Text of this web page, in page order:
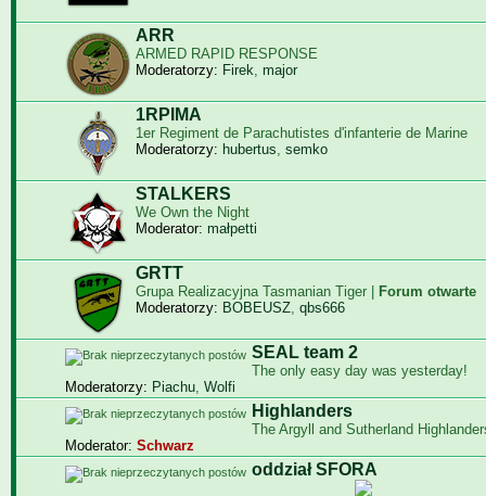
ARR
ARMED RAPID RESPONSE
Moderatorzy: Firek, major
1RPIMA
1er Regiment de Parachutistes d'infanterie de Marine
Moderatorzy: hubertus, semko
STALKERS
We Own the Night
Moderator: małpetti
GRTT
Grupa Realizacyjna Tasmanian Tiger |
Forum otwarte
Moderatorzy: BOBEUSZ, qbs666
SEAL team 2
The only easy day was yesterday!
Moderatorzy: Piachu, Wolfi
Highlanders
The Argyll and Sutherland
Moderator: Schwarz
oddział SFORA